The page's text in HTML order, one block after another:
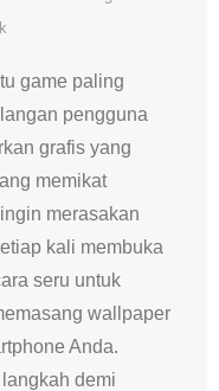
game paling
pengguna
grafis yang
memikat
merasakan
kali membuka
seru untuk
wallpaper
Anda.
demi